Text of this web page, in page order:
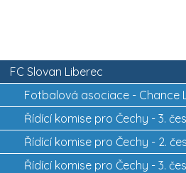
FC Slovan Liberec
Fotbalová asociace - Chance
Řídící komise pro Čechy - 3.
Řídící komise pro Čechy - 2.
Řídící komise pro Čechy - 3.